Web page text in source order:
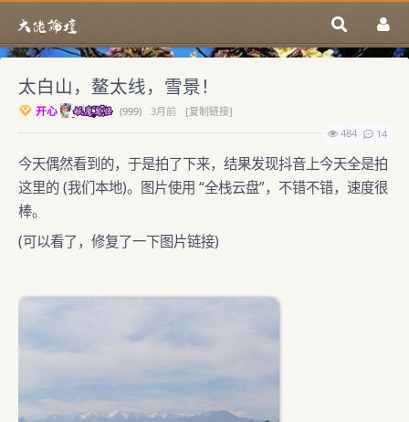
太白山，鳌太线，雪景！
开心 (999) 3月前
[复制链接]
484
14
今天偶然看到的，于是拍了下来，结果发现抖音上今天全是拍
这里的 (我们本地)。图片使用 “全栈云盘”，不错不错，速度很
棒。
(可以看了，修复了一下图片链接)